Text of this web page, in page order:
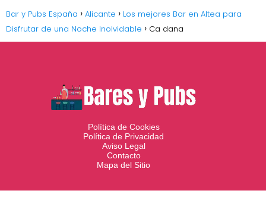
Bar y Pubs España Alicante
Los mejores Bar en Altea para
Disfrutar de una Noche Inolvidable
Ca dana
Política de Cookies
Política de Privacidad
Aviso Legal
Contacto
Mapa del Sitio